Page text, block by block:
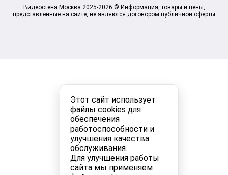
Этот сайт использует
файлы cookies для
обеспечения
работоспособности и
улучшения качества
обслуживания.
Для улучшения работы
сайта мы применяем
Видеостена Москва 2025-2026 © Информация, товары и цены,
представленные на сайте, не являются договором публичной оферты